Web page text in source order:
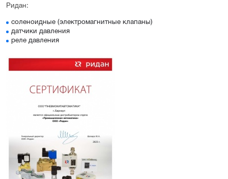
Ридан:
соленоидные (электромагнитные клапаны)
датчики давления
реле давления